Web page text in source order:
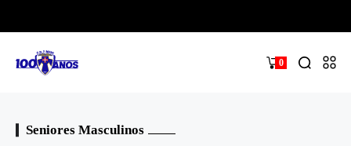
0
Seniores Masculinos